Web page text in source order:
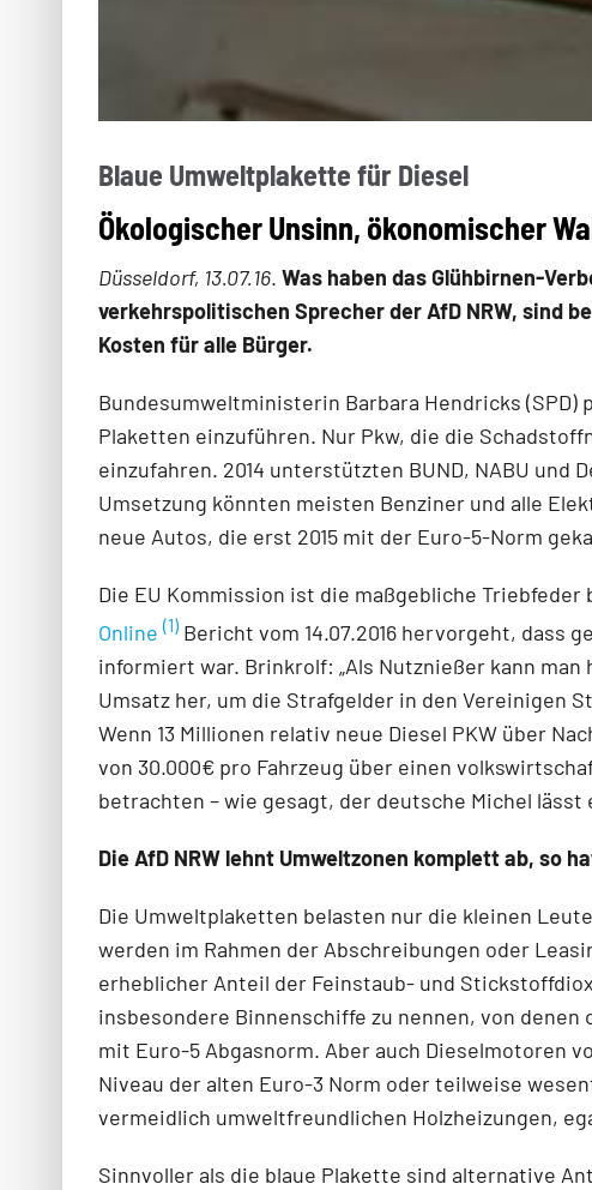
Blaue Umweltplakette für Diesel
Ökologischer Unsinn, ökonomischer
Düsseldorf, 13.07.16. Was haben das Glühbirnen-
verkehrspolitischen Sprecher der AfD NRW, sind
Kosten für alle Bürger.
Bundesumweltministerin Barbara Hendricks
Plaketten einzuführen. Nur Pkw, die die
einzufah­ren. 2014 unterstützten BUND, NABU
Umsetzung könnten meisten Benziner und alle
neue Autos, die erst 2015 mit der Euro-5-Norm
Die EU Kommission ist die maßgebliche
Online (1) Bericht vom 14.07.2016 hervorgeht, dass
infor­miert war. Brinkrolf: „Als Nutznießer kann
Umsatz her, um die Strafgelder in den Vereinigen
Wenn 13 Millionen relativ neue Diesel PKW über
von 30.000€ pro Fahrzeug über einen
be­trachten – wie gesagt, der deutsche Michel lässt
Die AfD NRW lehnt Umweltzonen komplett ab, so
Die Umweltplaketten belasten nur die kleinen
werden im Rahmen der Abschreibungen oder
erhebli­cher Anteil der Feinstaub- und
insbesondere Binnenschiffe zu nennen, von denen
mit Eu­ro-5 Abgasnorm. Aber auch Dieselmotoren
Niveau der alten Euro-3 Norm oder teilweise
vermeidlich umweltfreundlichen Holzheizungen,
Sinnvoller als die blaue Plakette sind alternative